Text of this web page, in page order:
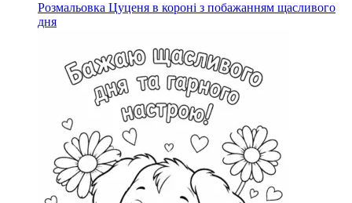
Розмальовка Цуценя в короні з побажанням щасливого
дня